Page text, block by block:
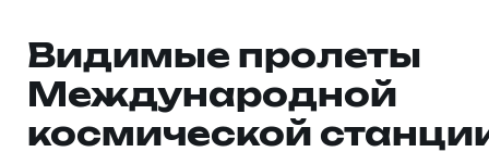
Видимые пролеты
Международной
космической